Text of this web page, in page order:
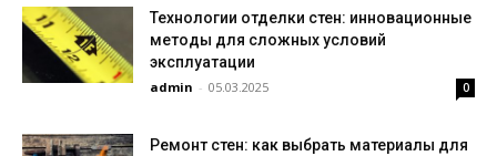
Технологии отделки стен: инновационные
методы для сложных условий
эксплуатации
admin - 05.03.2025 0
Ремонт стен: как выбрать материалы для